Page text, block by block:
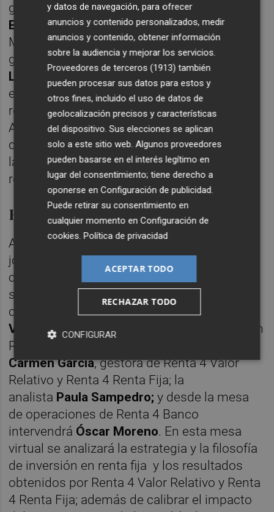
gestor del fondo Renta 4 Acciones Globales;
Elena Ricogestora de Renta 4
Megatendencias Salud;Ana María Conesa
gestora de Renta 4 SmartBeta; y el analista
Luis Goldero.
Dichos expertos abordarán la
estrategia y la filosofía de inversión de la
renta variable global y del fondo Renta 4
Acciones Globales, cómo ha sido el impacto
que ha sufrido el fondo en estos tiempos de
la covid-19 y cómo puede ser la
recuperación.
Renta fija y retorno absoluto
Al día siguiente tendrá lugar la segunda
jornada del 'Investor's Day 2020', que
comenzará a mediodía con la ponencia
sobre renta fija y retorno absoluto. En esta
ocasión los ponentes seránIgnacio
Victoriano, gestor de los fondos de inversión
Renta 4 Valor Relativo y Renta 4 Renta Fija;
Carmen García, gestora de Renta 4 Valor
Relativo y Renta 4 Renta Fija; la
analista Paula Sampedro; y desde la mesa
de operaciones de Renta 4 Banco
intervendrá Óscar Moreno. En esta mesa
virtual se analizará la estrategia y la filosofía
de inversión en renta fija y los resultados
obtenidos por Renta 4 Valor Relativo y Renta
4 Renta Fija; además de calibrar el impacto
y datos de navegación, para ofrecer
anuncios y contenido personalizados, medir
anuncios y contenido, obtener información
sobre la audiencia y mejorar los servicios.
Proveedores de terceros (1913) también
pueden procesar sus datos para estos y
otros fines, incluido el uso de datos de
geolocalización precisos y características
del dispositivo. Sus elecciones se aplican
solo a este sitio web. Algunos proveedores
pueden basarse en el interés legítimo en
lugar del consentimiento; tiene derecho a
oponerse enConfiguración de publicidad
Puede retirar su consentimiento en
cualquier momento enConfiguración de
cookies .Política de privacidad
ACEPTAR TODO
RECHAZAR TODO
CONFIGURAR